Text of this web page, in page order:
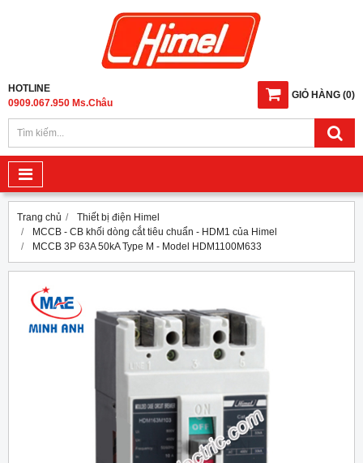
GIỎ HÀNG (0)
HOTLINE
0909.067.950 Ms.Châu
Trang chủ
Thiết bị điện Himel
MCCB - CB khối dòng cắt tiêu chuẩn - HDM1 của Himel
MCCB 3P 63A 50kA Type M - Model HDM1100M633